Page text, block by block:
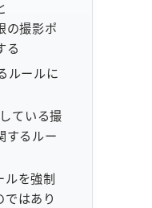
の撮影ポ
る
ルールに
ている撮
するルー
ルを強制
ではあり